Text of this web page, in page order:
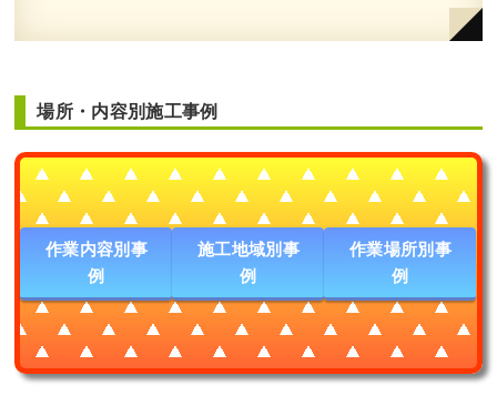
場所・内容別施工事例
作業内容別事
例
施工地域別事
例
作業場所別事
例